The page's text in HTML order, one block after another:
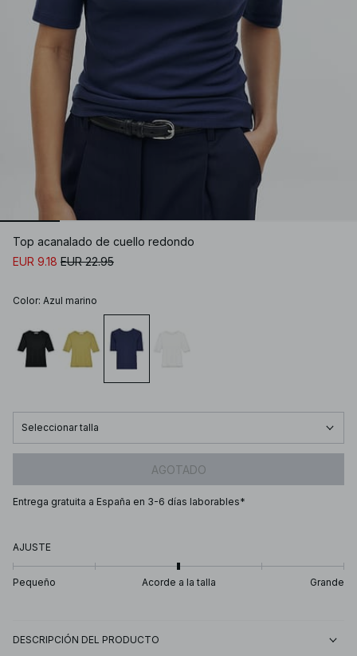
Top acanalado de cuello redondo
EUR 9.18 EUR 22.95
Color: Azul marino
Seleccionar talla
AGOTADO
Entrega gratuita a España en 3-6 días laborables*
AJUSTE
Pequeño Acorde a la talla Grande
DESCRIPCIÓN DEL PRODUCTO